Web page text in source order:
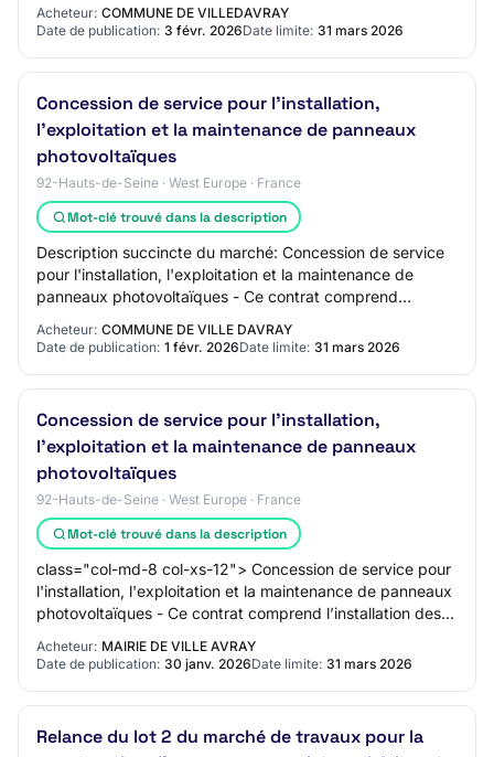
Acheteur: COMMUNE DE VILLEDAVRAY
Date de publication: 3 févr. 2026Date limite: 31 mars 2026
Concession de service pour l'installation,
l'exploitation et la maintenance de panneaux
photovoltaïques
92-Hauts-de-Seine · West Europe · France
Mot-clé trouvé dans la description
Description succincte du marché: Concession de service
pour l'installation, l'exploitation et la maintenance de
panneaux photovoltaïques - Ce contrat comprend
Acheteur: COMMUNE DE VILLE DAVRAY
Date de publication: 1 févr. 2026Date limite: 31 mars 2026
Concession de service pour l'installation,
l'exploitation et la maintenance de panneaux
photovoltaïques
92-Hauts-de-Seine · West Europe · France
Mot-clé trouvé dans la description
class="col-md-8 col-xs-12"> Concession de service pour
l'installation, l'exploitation et la maintenance de panneaux
photovoltaïques - Ce contrat comprend l’installation des
Acheteur: MAIRIE DE VILLE AVRAY
Date de publication: 30 janv. 2026Date limite: 31 mars 2026
Relance du lot 2 du marché de travaux pour la